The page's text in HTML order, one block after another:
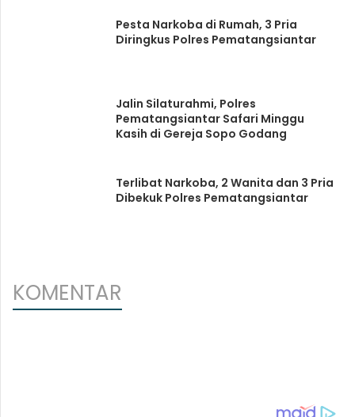
Pesta Narkoba di Rumah, 3 Pria
Diringkus Polres Pematangsiantar
Jalin Silaturahmi, Polres
Pematangsiantar Safari Minggu
Kasih di Gereja Sopo Godang
Terlibat Narkoba, 2 Wanita dan 3 Pria
Dibekuk Polres Pematangsiantar
KOMENTAR